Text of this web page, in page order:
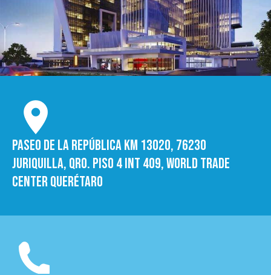
Paseo de la República Km 13020, 76230
Juriquilla, Qro. Piso 4 int 409, World trade
Center Querétaro